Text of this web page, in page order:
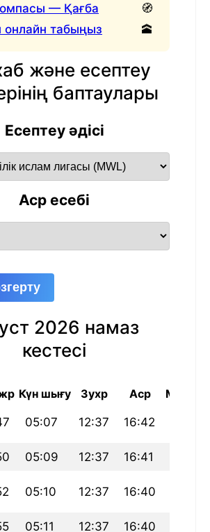
— Қағба
онлайн табыңыз
🧭
🕋
және есептеу
баптаулары
Есептеу әдісі
Аср есебі
2026 намаз
кестесі
Күн шығу Зухр Аср Магриб
05:07 12:37 16:42
05:09 12:37 16:41
05:10 12:37 16:40
05:11 12:37 16:40